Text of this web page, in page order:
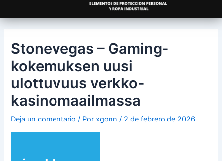
Stonevegas – Gaming-
kokemuksen uusi
ulottuvuus verkko-
kasinomaailmassa
Deja un comentario / Porxgonn/ 2 de febrero de 2026